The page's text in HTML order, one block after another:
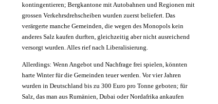
kontingentieren; Bergkantone mit Autobahnen und Regionen mit
grossen Verkehrsdrehscheiben wurden zuerst beliefert. Das
verärgerte manche Gemeinden, die wegen des Monopols kein
anderes Salz kaufen durften, gleichzeitig aber nicht ausreichend
versorgt wurden. Alles rief nach Liberalisierung.
Allerdings: Wenn Angebot und Nachfrage frei spielen, könnten
harte Winter für die Gemeinden teuer werden. Vor vier Jahren
wurden in Deutschland bis zu 300 Euro pro Tonne geboten; für
Salz, das man aus Rumänien, Dubai oder Nordafrika ankaufen